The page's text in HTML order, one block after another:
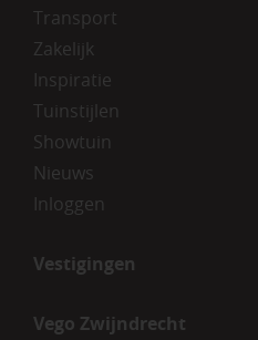
Transport
Zakelijk
Inspiratie
Tuinstijlen
Showtuin
Nieuws
Inloggen
Vestigingen
Vego Zwijndrecht